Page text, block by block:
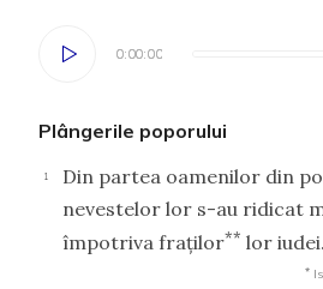
0:00:00
0:00:00
Plângerile poporului
1
Din partea oamenilor din
nevestelor lor s-au ridicat
împotriva fraţilor** lor iudei.
*